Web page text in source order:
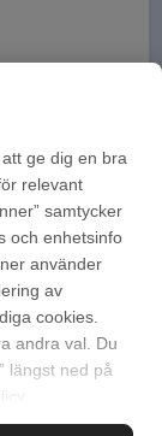
ge dig en bra
relevant
samtycker
och enhetsinfo
använder
av
cookies.
andra val. Du
längst ned på